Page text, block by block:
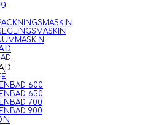
600
650
700
900